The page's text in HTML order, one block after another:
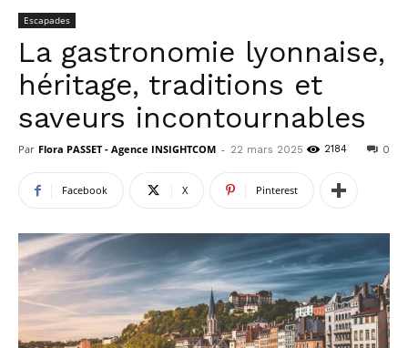
Escapades
La gastronomie lyonnaise,
héritage, traditions et
saveurs incontournables
Par Flora PASSET - Agence INSIGHTCOM - 22 mars 2025 0
2184
Facebook X Pinterest